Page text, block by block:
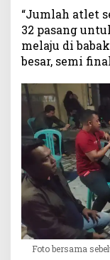
“Jumlah atlet
32 pasang
melaju di
besar, semi
Foto bersama